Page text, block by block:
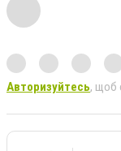
Авторизуйтесь, щоб